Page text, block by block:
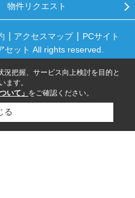
物件リクエスト
アクセスマップ
PCサイト
ット All rights reserved.
把握、サービス向上検討を目的と
ます。
いて」 をご確認ください。
る